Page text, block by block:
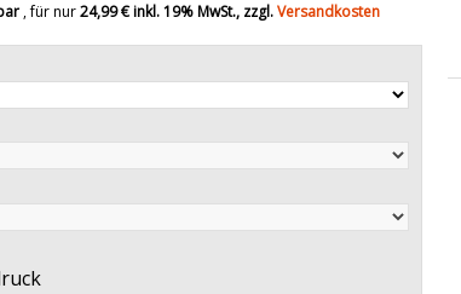
, für nur24,99 €inkl. 19% MwSt., zzgl.Versandkosten